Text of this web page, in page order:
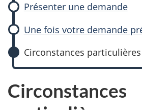
o
n
s
d
Présenter une demande
Une fois votre demande
Circonstances particulières
Circonstances